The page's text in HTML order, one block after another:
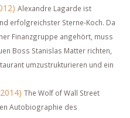
Alexandre Lagarde ist
erfolgreichster Sterne-Koch. Da
Finanzgruppe angehört, muss
Boss Stanislas Matter richten,
umzustrukturieren und ein
The Wolf of Wall Street
Autobiographie des